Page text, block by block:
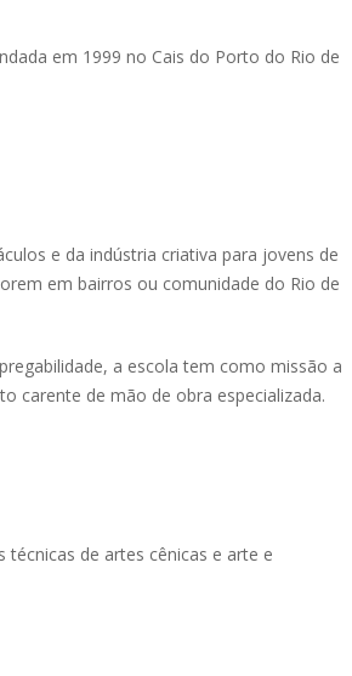
em 1999 no Cais do Porto do Rio de
e da indústria criativa para jovens de
em bairros ou comunidade do Rio de
a escola tem como missão a
carente de mão de obra especializada.
de artes cênicas e arte e